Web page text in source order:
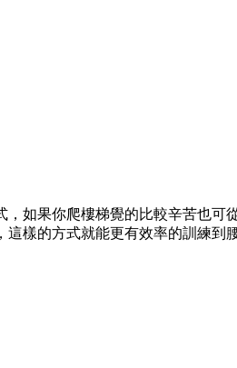
如果你爬樓梯覺的比較辛苦也可
樣的方式就能更有效率的訓練到